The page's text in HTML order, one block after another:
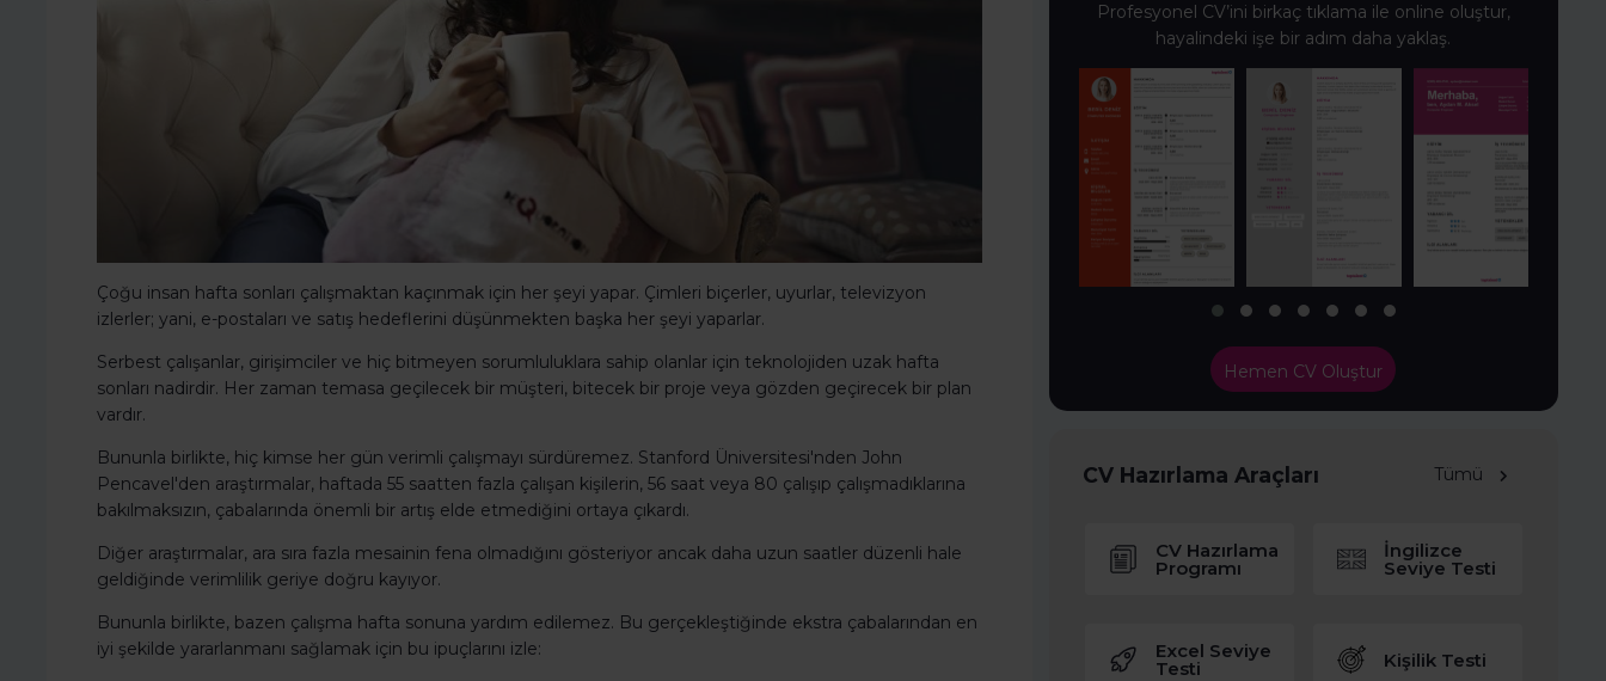
Çoğu insan hafta sonları çalışmaktan kaçınmak için her şeyi yapar. Çimleri biçerler, uyurlar, televizyon
izlerler; yani, e-postaları ve satış hedeflerini düşünmekten başka her şeyi yaparlar.
Serbest çalışanlar, girişimciler ve hiç bitmeyen sorumluluklara sahip olanlar için teknolojiden uzak hafta
sonları nadirdir. Her zaman temasa geçilecek bir müşteri, bitecek bir proje veya gözden geçirecek bir plan
vardır.
Bununla birlikte, hiç kimse her gün verimli çalışmayı sürdüremez. Stanford Üniversitesi'nden John
Pencavel'den araştırmalar, haftada 55 saatten fazla çalışan kişilerin, 56 saat veya 80 çalışıp çalışmadıklarına
bakılmaksızın, çabalarında önemli bir artış elde etmediğini ortaya çıkardı.
Diğer araştırmalar, ara sıra fazla mesainin fena olmadığını gösteriyor ancak daha uzun saatler düzenli hale
geldiğinde verimlilik geriye doğru kayıyor.
Bununla birlikte, bazen çalışma hafta sonuna yardım edilemez. Bu gerçekleştiğinde ekstra çabalarından en
iyi şekilde yararlanmanı sağlamak için bu ipuçlarını izle:
Profesyonel CV’ini birkaç tıklama ile online oluştur,
hayalindeki işe bir adım daha yaklaş.
Hemen CV Oluştur
CV Hazırlama Araçları Tümü
CV Hazırlama
Programı
İngilizce
Seviye Testi
Excel Seviye
Testi Kişilik Testi